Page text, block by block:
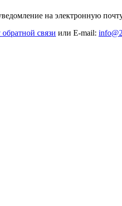
на электронную
связи или E-mail: